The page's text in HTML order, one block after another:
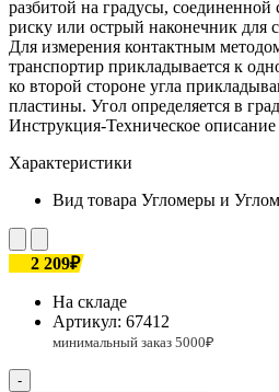
разбитой на градусы, соединенной
риску или острый наконечник для
Для измерения контактным
транспортир прикладывается к
ко второй стороне угла
пластины. Угол определяется в
Инструкция-Техническое описание
Характеристики
Вид товара Угломеры и
2 209₽
На складе
Артикул: 67412
-